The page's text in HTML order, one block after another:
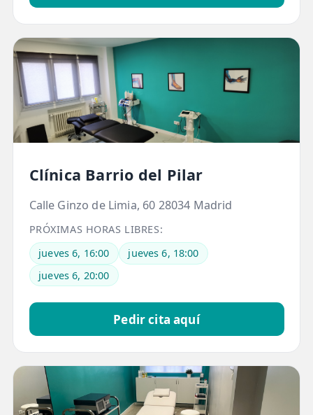
📧 Contacta
ESPECIALIDADES
🩻 Fisioterapia Traumatológica
😧 Fisioterapia ATM
🦴 Osteopatía
🫶 Suelo Pélvico
🏅 Fisioterapia Deportiva
🧠 Fisioterapia Neurológica
🧍 Fisioterapia Vestibular
🫁 Fisioterapia Respiratoria
👶 Fisioterapia Pediátrica
TRATAMIENTOS
✅ Punción Seca
Clínica Barrio del Pilar
Calle Ginzo de Limia, 60 28034 Madrid
PRÓXIMAS HORAS LIBRES:
jueves 6, 16:00
jueves 6, 18:00
jueves 6, 20:00
Pedir cita aquí